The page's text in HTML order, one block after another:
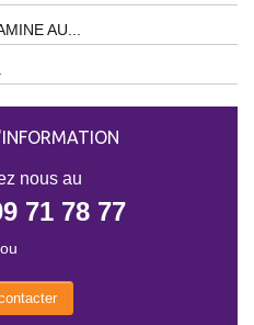
AU...
nous au
71 78 77
ou